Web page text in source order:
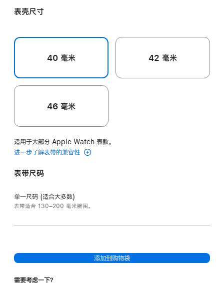
石
色
表壳尺寸
40 毫米 42 毫米
46 毫米
适用于大部分 Apple Watch 表款。
进一步了解表带的兼容性
表带尺码
单一尺码 (适合大多数)
表带适合 130–200 毫米腕围。
添加到购物袋
需要考虑一下？